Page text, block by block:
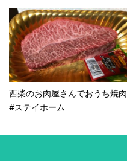
西柴のお肉屋さんでおうち焼肉
#ステイホーム